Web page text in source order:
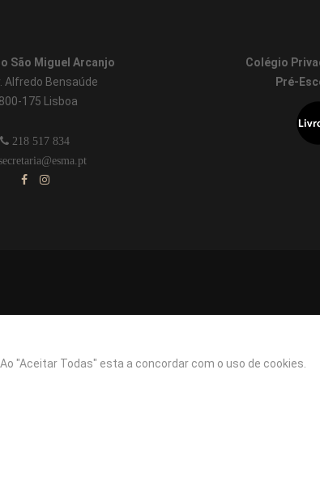
São Miguel Arcanjo
Alfredo Bensaúde
175 Lisboa
218 517 834
Colégio
Pré-
"Aceitar Todas" esta a concordar com o uso de cookies.